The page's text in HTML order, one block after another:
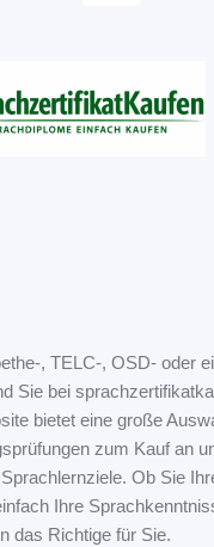
, TELC-, OSD- oder
Sie bei
bietet eine große
zum Kauf an
Ob Sie
Ihre
das Richtige für Sie.